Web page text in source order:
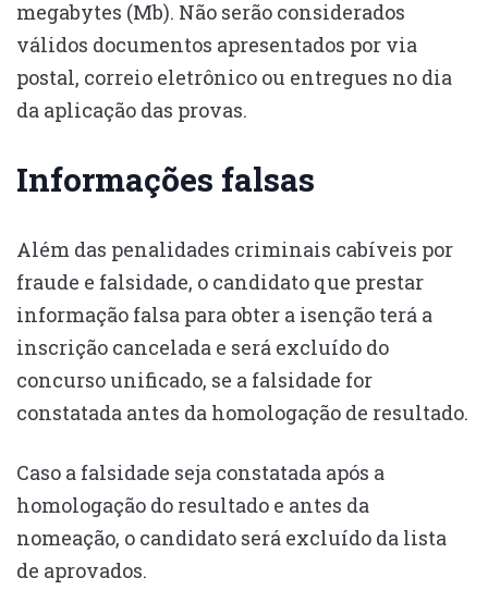
megabytes (Mb). Não serão considerados
válidos documentos apresentados por via
postal, correio eletrônico ou entregues no dia
da aplicação das provas.
Informações falsas
Além das penalidades criminais cabíveis por
fraude e falsidade, o candidato que prestar
informação falsa para obter a isenção terá a
inscrição cancelada e será excluído do
concurso unificado, se a falsidade for
constatada antes da homologação de resultado.
Caso a falsidade seja constatada após a
homologação do resultado e antes da
nomeação, o candidato será excluído da lista
de aprovados.